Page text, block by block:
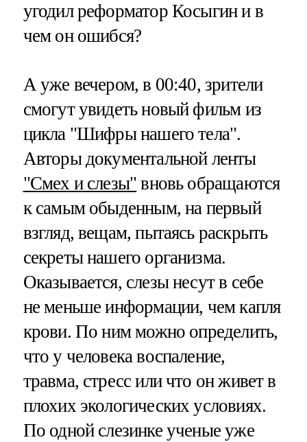
угодил реформатор Косыгин и в
чем он ошибся?
А уже вечером, в 00:40, зрители
смогут увидеть новый фильм из
цикла "Шифры нашего тела".
Авторы документальной ленты
"Смех и слезы" вновь обращаются
к самым обыденным, на первый
взгляд, вещам, пытаясь раскрыть
секреты нашего организма.
Оказывается, слезы несут в себе
не меньше информации, чем капля
крови. По ним можно определить,
что у человека воспаление,
травма, стресс или что он живет в
плохих экологических условиях.
По одной слезинке ученые уже